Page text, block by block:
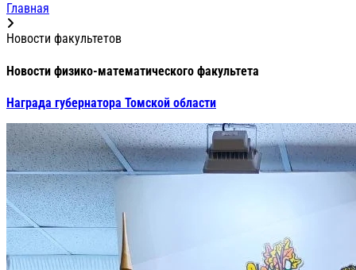
Главная
Новости факультетов
Новости физико-математического факультета
Награда губернатора Томской области